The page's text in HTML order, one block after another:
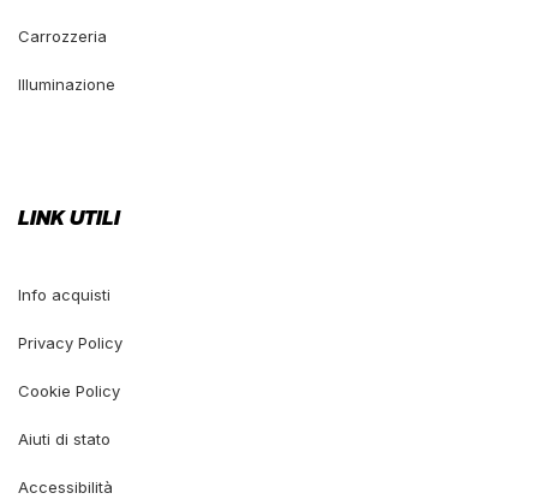
Carrozzeria
Illuminazione
LINK UTILI
Info acquisti
Privacy Policy
Cookie Policy
Aiuti di stato
Accessibilità